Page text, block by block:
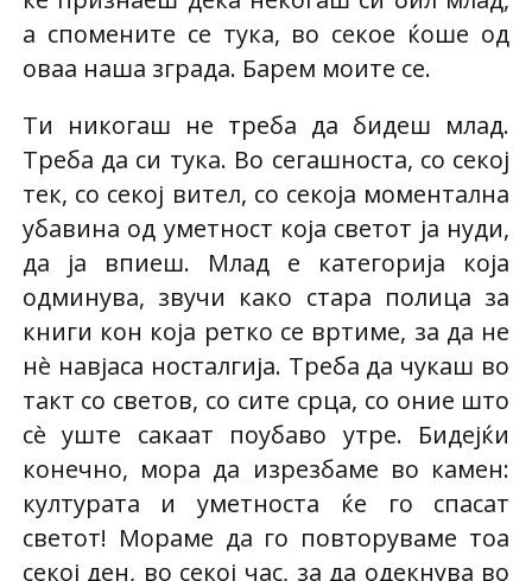
а спомените се тука, во секое ќоше од
оваа наша зграда. Барем моите се.
Ти никогаш не треба да бидеш млад.
Треба да си тука. Во сегашноста, со секој
тек, со секој вител, со секоја моментална
убавина од уметност која светот ја нуди,
да ја впиеш. Млад е категорија која
одминува, звучи како стара полица за
книги кон која ретко се вртиме, за да не
нè навјаса носталгија. Треба да чукаш во
такт со светов, со сите срца, со оние што
сè уште сакаат поубаво утре. Бидејќи
конечно, мора да изрезбаме во камен:
културата и уметноста ќе го спасат
светот! Мораме да го повторуваме тоа
секој ден, во секој час, за да одекнува во